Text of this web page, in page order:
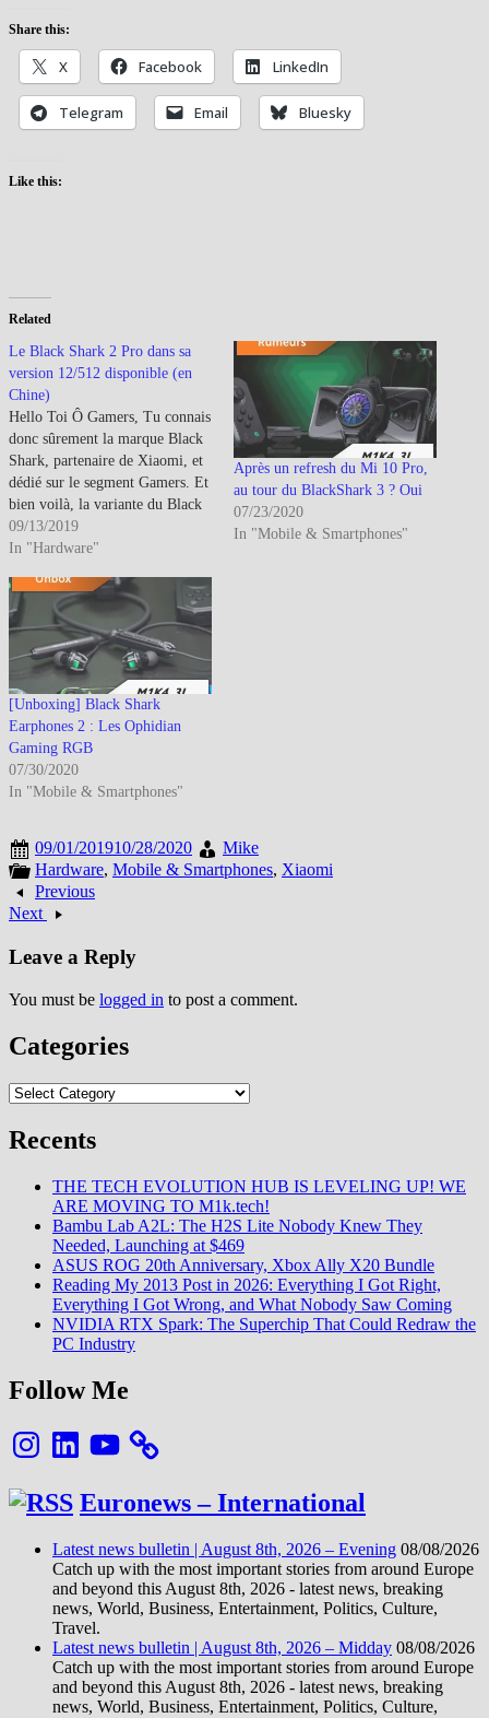
Share this:
X Facebook LinkedIn
Telegram Email Bluesky
Like this:
Related
Le Black Shark 2 Pro dans sa
version 12/512 disponible (en
Chine)
Hello Toi Ô Gamers, Tu connais
donc sûrement la marque Black
Shark, partenaire de Xiaomi, et
dédié sur le segment Gamers. Et
bien voilà, la variante du Black
Shark 2 Pro en 12Go/512Go est
enfin disponible et s'habille d'un
retardaires, la liste de ses
caractéristiques…
09/13/2019
In "Hardware"
Après un refresh du Mi 10 Pro,
au tour du BlackShark 3 ? Oui
07/23/2020
In "Mobile & Smartphones"
[Unboxing] Black Shark
Earphones 2 : Les Ophidian
Gaming RGB
07/30/2020
In "Mobile & Smartphones"
09/01/201910/28/2020
Mike
Hardware, Mobile & Smartphones, Xiaomi
Previous
Next
Leave a Reply
You must be logged in to post a comment.
Categories
Categories
Recents
THE TECH EVOLUTION HUB IS LEVELING UP! WE
ARE MOVING TO M1k.tech!
Bambu Lab A2L: The H2S Lite Nobody Knew They
Needed, Launching at $469
ASUS ROG 20th Anniversary, Xbox Ally X20 Bundle
Reading My 2013 Post in 2026: Everything I Got Right,
Everything I Got Wrong, and What Nobody Saw Coming
NVIDIA RTX Spark: The Superchip That Could Redraw the
PC Industry
Follow Me
InstagramLinkedInYouTube
Euronews – International
Latest news bulletin | August 8th, 2026 – Evening 08/08/2026
Catch up with the most important stories from around Europe
and beyond this August 8th, 2026 - latest news, breaking
news, World, Business, Entertainment, Politics, Culture,
Travel.
Latest news bulletin | August 8th, 2026 – Midday 08/08/2026
Catch up with the most important stories from around Europe
and beyond this August 8th, 2026 - latest news, breaking
news, World, Business, Entertainment, Politics, Culture,